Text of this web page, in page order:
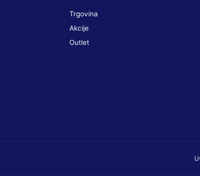
Trgovina
Akcije
Outlet